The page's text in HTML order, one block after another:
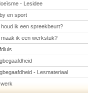
- Lesidee
en sport
houd ik een spreekbeurt?
maak ik een werkstuk?
- Lesmateriaal